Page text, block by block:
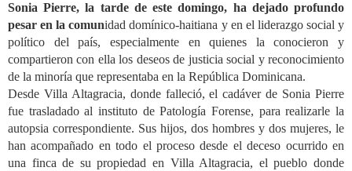
Sonia Pierre, la tarde de este domingo, ha dejado profundo
pesar en la comunidad domínico-haitiana y en el liderazgo social y
político del país, especialmente en quienes la conocieron y
compartieron con ella los deseos de justicia social y reconocimiento
de la minoría que representaba en la República Dominicana.
Desde Villa Altagracia, donde falleció, el cadáver de Sonia Pierre
fue trasladado al instituto de Patología Forense, para realizarle la
autopsia correspondiente. Sus hijos, dos hombres y dos mujeres, le
han acompañado en todo el proceso desde el deceso ocurrido en
una finca de su propiedad en Villa Altagracia, el pueblo donde